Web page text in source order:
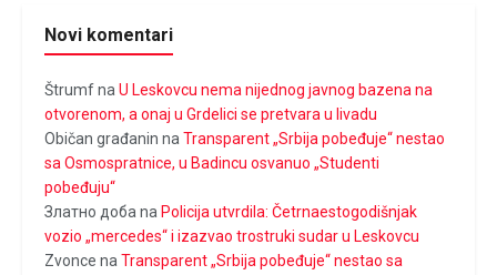
Novi komentari
ŠtrumfnaU Leskovcu nema nijednog javnog bazena na
otvorenom, a onaj u Grdelici se pretvara u livadu
Običan građanin naTransparent „Srbija pobeđuje“ nestao
sa Osmospratnice, u Badincu osvanuo „Studenti
pobeđuju“
Златно добаna Policija utvrdila: Četrnaestogodišnjak
vozio „mercedes“ i izazvao trostruki sudar u Leskovcu
Zvonce naTransparent „Srbija pobeđuje“ nestao sa